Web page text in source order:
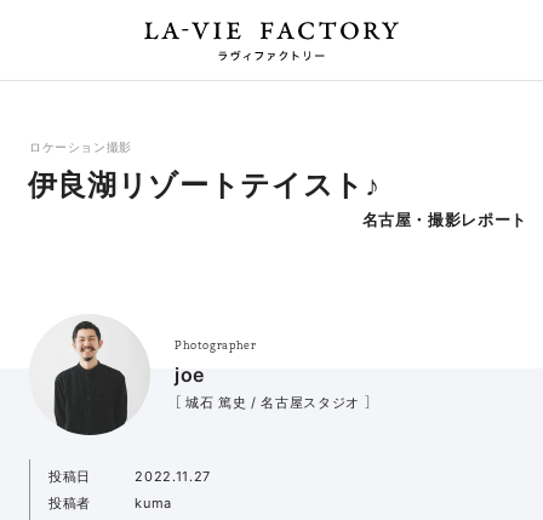
ロケーション撮影
伊良湖リゾートテイスト♪
名古屋・撮影レポート
Photographer
joe
［ 城石 篤史 / 名古屋スタジオ ］
投稿日
2022.11.27
投稿者
kuma